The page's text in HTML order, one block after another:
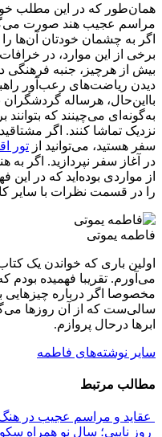
همان‌طور که در این مطلب
مراسم عجیب هند صورت
اگر به چشمان خودتان آن‌ها را
برخی از این موارد، در
بیش از هرچیز، جنبه فرهنگی
دیدن ریاضت‌های رعب‌آور
بااین‌حال، هرساله گردشگران
به‌گونه‌ای می‌چینند که
نزدیک تماشا کنند. اگر
سفر هستید، می‌توانید از تور
در آغاز سفر نپردازید. اگر به
از مواردی بوده‌اید که در این
را در قسمت نظرات با سایر
فاطمه یموتی
اولین باری که خواندن یک
می‌آورم. تقریبا فهمیده بودم
مخصوصا اگر درباره چیزهایی
سالی‌ست که از آن روزها
ابرها درحال پروازم.
سایر نوشته‌های فاطمه
مطالب مرتبط
عقاید و مراسم عجیب در
روز نایپی؛ سال نو همراه